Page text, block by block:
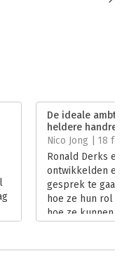
De ideale
heldere
Nico Jong | 18
Ronald Derks en
ontwikkelden
gesprek te gaan
hoe ze hun rol
hoe ze kunnen